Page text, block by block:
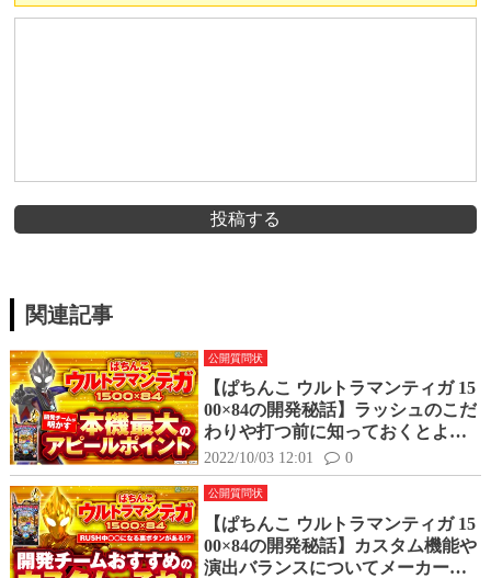
投稿する
関連記事
公開質問状
【ぱちんこ ウルトラマンティガ 15
00×84の開発秘話】ラッシュのこだ
わりや打つ前に知っておくとより
楽しめるポイントを聞いてみた！
2022/10/03 12:01 0
公開質問状
【ぱちんこ ウルトラマンティガ 15
00×84の開発秘話】カスタム機能や
演出バランスについてメーカーさ